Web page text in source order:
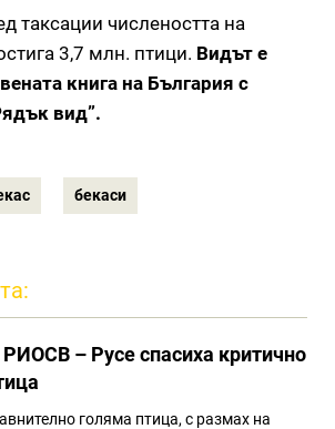
таксации числеността на
3,7 млн. птици. Видът е
книга на България с
вид”.
бекаси
РИОСВ – Русе спасиха критично
голяма птица, с размах на